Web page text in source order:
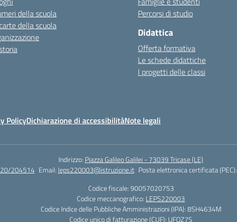
della scuola
della scuola
Percorsi di studio
Didattica
Offerta formativa
Le schede didattiche
I progetti delle classi
PolicyDichiarazione di accessibilitàNote legali
Indirizzo: Piazza Galileo Galilei - 73039 Tricase (LE)
204514 Email: leps220003@istruzione.it Posta elettronica certificata (PEC):
Codice fiscale: 90057020753
Codice meccanografico: LEPS220003
Codice Indice delle Pubbliche Amministrazioni (IPA): 8SH4634M
Codice unico di fatturazione (CUF): UFOZ7S